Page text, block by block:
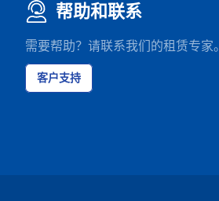
帮助和联系
需要帮助？请联系我们的租赁专家。
客户支持